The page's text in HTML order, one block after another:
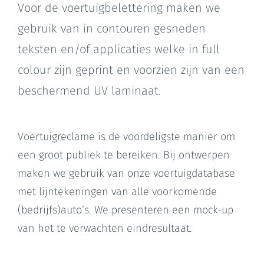
Voor de voertuigbelettering maken we
gebruik van in contouren gesneden
teksten en/of applicaties welke in full
colour zijn geprint en voorzien zijn van een
beschermend UV laminaat.
Voertuigreclame is de voordeligste manier om
een groot publiek te bereiken. Bij ontwerpen
maken we gebruik van onze voertuigdatabase
met lijntekeningen van alle voorkomende
(bedrijfs)auto’s. We presenteren een mock-up
van het te verwachten eindresultaat.